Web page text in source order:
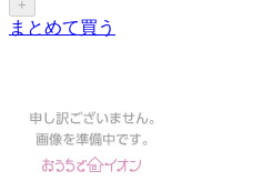
+
まとめて買う